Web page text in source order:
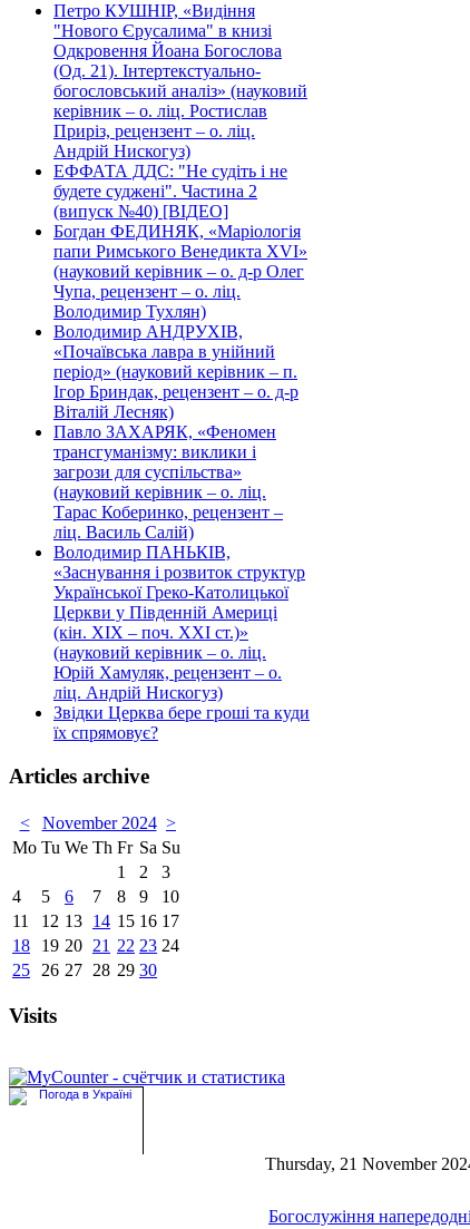
Петро КУШНІР, «Видіння
"Нового Єрусалима" в книзі
Одкровення Йоана Богослова
(Од. 21). Інтертекстуально-
богословський аналіз» (науковий
керівник – о. ліц. Ростислав
Приріз, рецензент – о. ліц.
Андрій Нискогуз)
ЕФФАТА ДДС: "Не судіть і не
будете суджені". Частина 2
(випуск №40) [ВІДЕО]
Богдан ФЕДИНЯК, «Маріологія
папи Римського Венедикта XVI»
(науковий керівник – о. д-р Олег
Чупа, рецензент – о. ліц.
Володимир Тухлян)
Володимир АНДРУХІВ,
«Почаївська лавра в унійний
період» (науковий керівник – п.
Ігор Бриндак, рецензент – о. д-р
Віталій Лесняк)
Павло ЗАХАРЯК, «Феномен
трансгуманізму: виклики і
загрози для суспільства»
(науковий керівник – о. ліц.
Тарас Коберинко, рецензент –
ліц. Василь Салій)
Володимир ПАНЬКІВ,
«Заснування і розвиток структур
Української Греко-Католицької
Церкви у Південній Америці
(кін. ХІХ – поч. ХХІ ст.)»
(науковий керівник – о. ліц.
Юрій Хамуляк, рецензент – о.
ліц. Андрій Нискогуз)
Звідки Церква бере гроші та куди
їх спрямовує?
Articles archive
< November 2024 >
Mo Tu We Th Fr Sa Su
1
2
3
4
5 6 7 8 9
10
11
12 13 14 15 16 17
18
19 20 21 22 23 24
25
26 27 28 29 30
Visits
Thursday, 21 November
Богослужіння